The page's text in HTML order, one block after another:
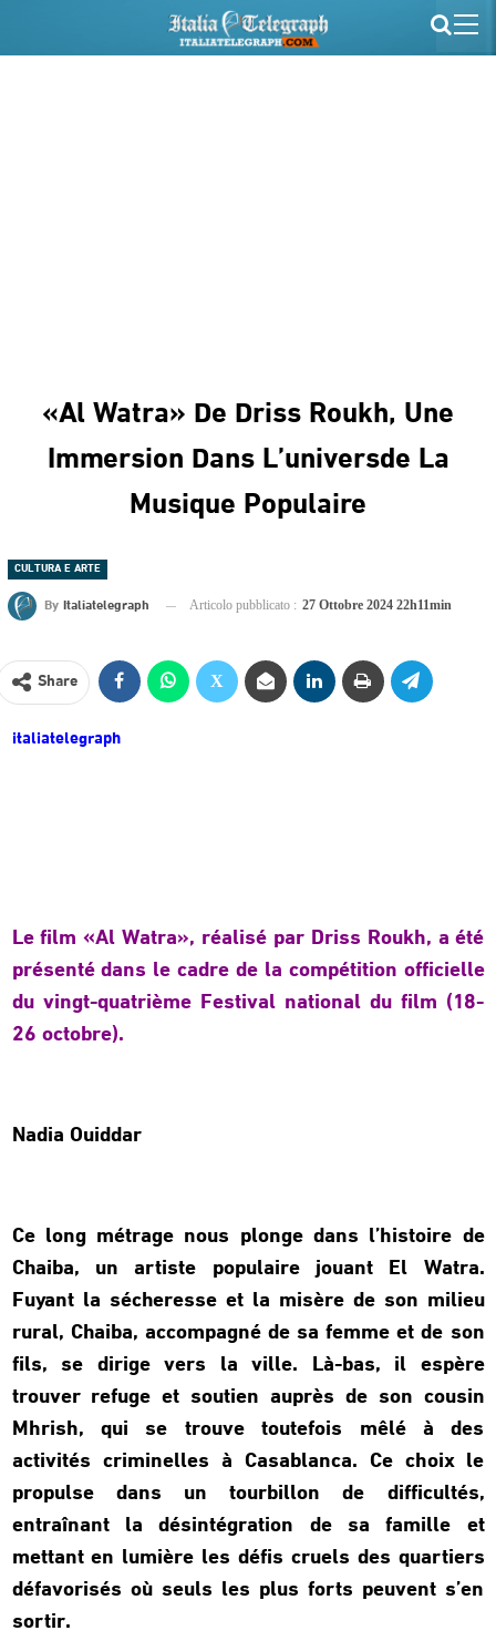
«Al Watra» De Driss Roukh, Une
Immersion Dans L’universde La
Musique Populaire
CULTURA E ARTE
By Italiatelegraph Articolo pubblicato : 27 Ottobre 2024 22h11min
Share
italiatelegraph
Le film «Al Watra», réalisé par Driss Roukh, a été
présenté dans le cadre de la compétition officielle
du vingt-quatrième Festival national du film (18-
26 octobre).
Nadia Ouiddar
Ce long métrage nous plonge dans l’histoire de
Chaiba, un artiste populaire jouant El Watra.
Fuyant la sécheresse et la misère de son milieu
rural, Chaiba, accompagné de sa femme et de son
fils, se dirige vers la ville. Là-bas, il espère
trouver refuge et soutien auprès de son cousin
Mhrish, qui se trouve toutefois mêlé à des
activités criminelles à Casablanca. Ce choix le
propulse dans un tourbillon de difficultés,
entraînant la désintégration de sa famille et
mettant en lumière les défis cruels des quartiers
défavorisés où seuls les plus forts peuvent s’en
sortir.